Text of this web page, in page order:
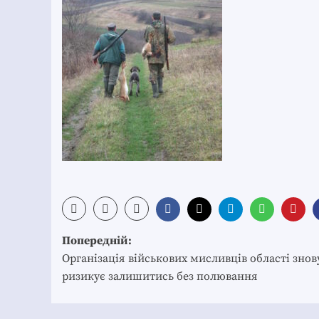
Post
navigation
Попередній:
Організація військових мисливців області
ризикує залишитись без полювання